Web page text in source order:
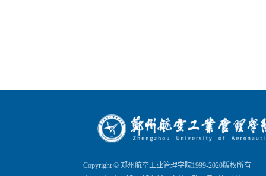
Copyright © 郑州航空工业管理学院1999-2020版权所有